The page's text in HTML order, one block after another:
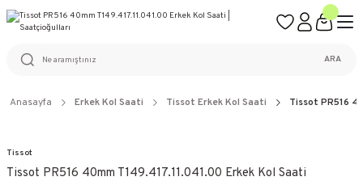
%100 ORİJİNAL ÜRÜN GARANTİSİ
ARA
Anasayfa Erkek Kol Saati Tissot Erkek Kol Saati Tissot PR516
Tissot
Tissot PR516 40mm T149.417.11.041.00 Erkek Kol Saati